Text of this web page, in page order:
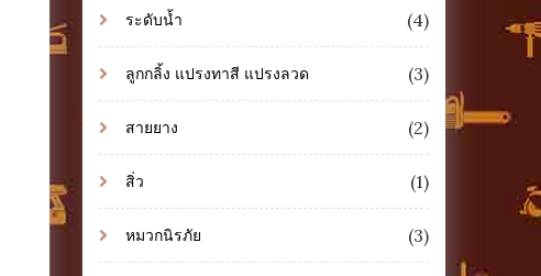
ระดับน้ำ (4)
ลูกกลิ้ง แปรงทาสี แปรงลวด (3)
สายยาง (2)
สิ่ว (1)
หมวกนิรภัย (3)